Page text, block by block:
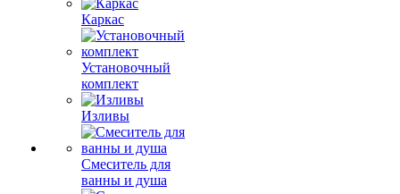
Каркас
Установочный
комплект
Изливы
Смеситель для
ванны и душа